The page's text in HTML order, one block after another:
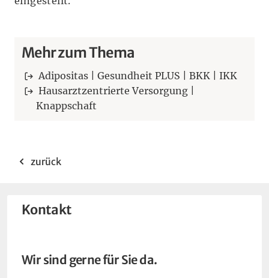
Mehr zum Thema
Adipositas | Gesundheit PLUS | BKK | IKK
Hausarztzentrierte Versorgung |
Knappschaft
zurück
Kontakt
Wir sind gerne für Sie da.